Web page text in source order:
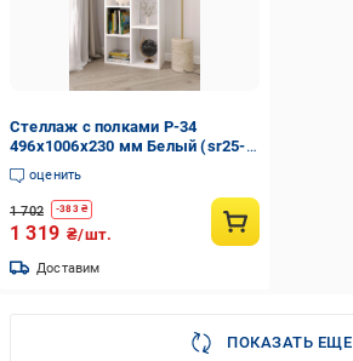
Стеллаж с полками P-34
496x1006x230 мм Белый (sr25-
p34-white)
оценить
1 702 -383₴
1 319 ₴/шт.
Доставим
ПОКАЗАТЬ ЕЩЕ